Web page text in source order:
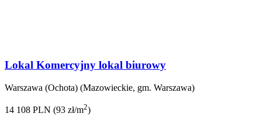
Lokal Komercyjny lokal biurowy
Warszawa (Ochota) (Mazowieckie, gm. Warszawa)
14 108 PLN (93 zł/m2)